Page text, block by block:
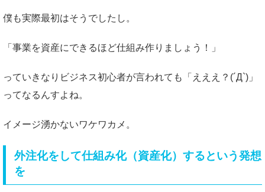
僕も実際最初はそうでしたし。
「事業を資産にできるほど仕組み作りましょう！」
っていきなりビジネス初心者が言われても「えええ？(´Д`)」
ってなるんすよね。
イメージ湧かないワケワカメ。
外注化をして仕組み化（資産化）するという発想
を